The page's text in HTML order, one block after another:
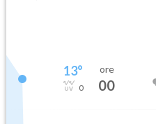
13°
0
ore
00